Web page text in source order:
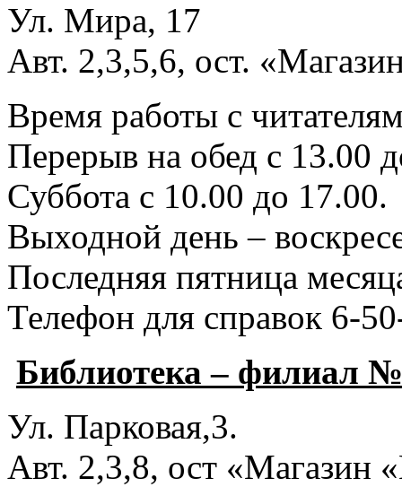
Ул. Мира, 17
Авт. 2,3,5,6, ост.
Время работы с
Перерыв на обед с 13.00
Суббота с 10.00 до 17.00.
Выходной день –
Последняя пятница
Телефон для справок 6-
Библиотека – филиал
Ул. Парковая,3.
Авт. 2,3,8, ост «Магазин